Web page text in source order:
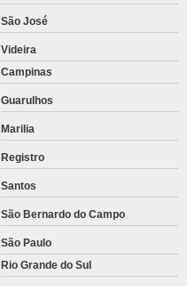
São José
Videira
Campinas
Guarulhos
Marilia
Registro
Santos
São Bernardo do Campo
São Paulo
Rio Grande do Sul